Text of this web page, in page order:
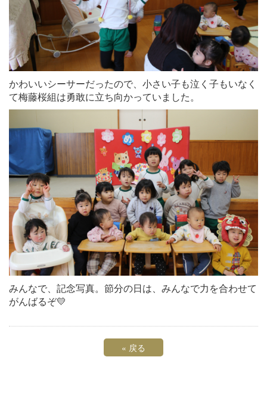
かわいいシーサーだったので、小さい子も泣く子もいなく
て梅藤桜組は勇敢に立ち向かっていました。
みんなで、記念写真。節分の日は、みんなで力を合わせて
がんばるぞ💛
« 戻る